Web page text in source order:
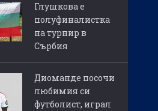
Глушкова е
полуфиналистка
на турнир в
Сърбия
Диоманде посочи
любимия си
футболист, играл